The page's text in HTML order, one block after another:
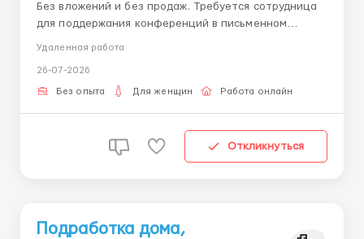
Без вложений и без продаж. Требуется сотрудница
для поддержания конференций в письменном
подробностями пишите в telegram +38(068) 584 84
08 @robotaUAdoma ...
Удаленная работа
26-07-2026
Без опыта Для женщин Работа онлайн
Откликнуться
Подработка дома,